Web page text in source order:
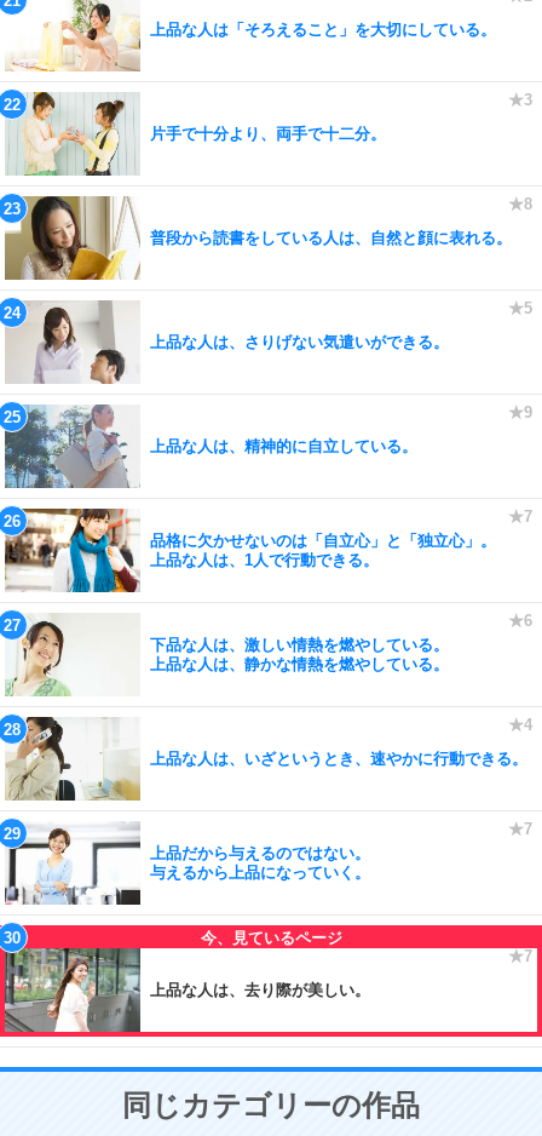
上品な人は「そろえること」を大切にしている。
片手で十分より、両手で十二分。
普段から読書をしている人は、自然と顔に表れる。
上品な人は、さりげない気遣いができる。
上品な人は、精神的に自立している。
品格に欠かせないのは「自立心」と「独立心」。
上品な人は、1人で行動できる。
下品な人は、激しい情熱を燃やしている。
上品な人は、静かな情熱を燃やしている。
上品な人は、いざというとき、速やかに行動できる。
上品だから与えるのではない。
与えるから上品になっていく。
上品な人は、去り際が美しい。
同じカテゴリーの作品